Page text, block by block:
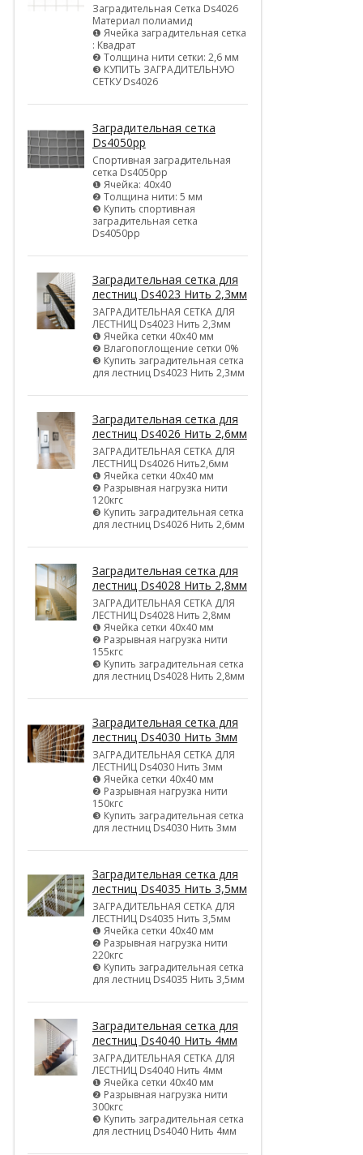
Заградительная Сетка Ds4026
Материал полиамид
❶ Ячейка заградительная сетка
: Квадрат
❷ Толщина нити сетки: 2,6 мм
❸ КУПИТЬ ЗАГРАДИТЕЛЬНУЮ
СЕТКУ Ds4026
Заградительная сетка
Ds4050pp
Спортивная заградительная
сетка Ds4050pp
❶ Ячейка: 40х40
❷ Толщина нити: 5 мм
❸ Купить спортивная
заградительная сетка
Ds4050pp
Заградительная сетка для
лестниц Ds4023 Нить 2,3мм
ЗАГРАДИТЕЛЬНАЯ СЕТКА ДЛЯ
ЛЕСТНИЦ Ds4023 Нить 2,3мм
❶ Ячейка сетки 40х40 мм
❷ Влагопоглощение сетки 0%
❸ Купить заградительная сетка
для лестниц Ds4023 Нить 2,3мм
Заградительная сетка для
лестниц Ds4026 Нить 2,6мм
ЗАГРАДИТЕЛЬНАЯ СЕТКА ДЛЯ
ЛЕСТНИЦ Ds4026 Нить2,6мм
❶ Ячейка сетки 40х40 мм
❷ Разрывная нагрузка нити
120кгс
❸ Купить заградительная сетка
для лестниц Ds4026 Нить 2,6мм
Заградительная сетка для
лестниц Ds4028 Нить 2,8мм
ЗАГРАДИТЕЛЬНАЯ СЕТКА ДЛЯ
ЛЕСТНИЦ Ds4028 Нить 2,8мм
❶ Ячейка сетки 40х40 мм
❷ Разрывная нагрузка нити
155кгс
❸ Купить заградительная сетка
для лестниц Ds4028 Нить 2,8мм
Заградительная сетка для
лестниц Ds4030 Нить 3мм
ЗАГРАДИТЕЛЬНАЯ СЕТКА ДЛЯ
ЛЕСТНИЦ Ds4030 Нить 3мм
❶ Ячейка сетки 40х40 мм
❷ Разрывная нагрузка нити
150кгс
❸ Купить заградительная сетка
для лестниц Ds4030 Нить 3мм
Заградительная сетка для
лестниц Ds4035 Нить 3,5мм
ЗАГРАДИТЕЛЬНАЯ СЕТКА ДЛЯ
ЛЕСТНИЦ Ds4035 Нить 3,5мм
❶ Ячейка сетки 40х40 мм
❷ Разрывная нагрузка нити
220кгс
❸ Купить заградительная сетка
для лестниц Ds4035 Нить 3,5мм
Заградительная сетка для
лестниц Ds4040 Нить 4мм
ЗАГРАДИТЕЛЬНАЯ СЕТКА ДЛЯ
ЛЕСТНИЦ Ds4040 Нить 4мм
❶ Ячейка сетки 40х40 мм
❷ Разрывная нагрузка нити
300кгс
❸ Купить заградительная сетка
для лестниц Ds4040 Нить 4мм